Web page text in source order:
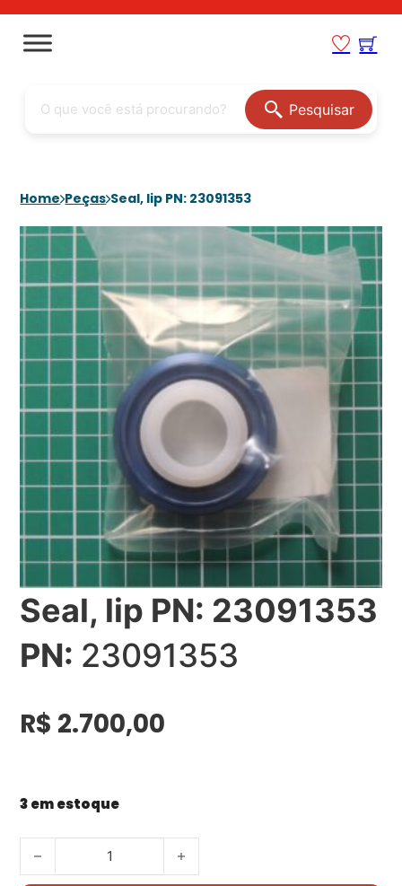
Pesquisar
Home Peças Seal, lip PN: 23091353
Seal, lip PN: 23091353
PN: 23091353
R$ 2.700,00
3 em estoque
Seal, lip PN: 23091353 quantidade